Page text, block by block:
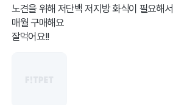
노견을 위해 저단백 저지방 화식이 필요해서
매월 구매해요
잘먹어요!!